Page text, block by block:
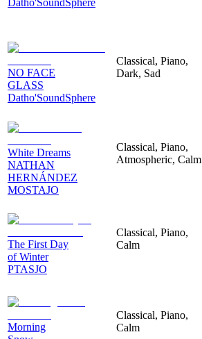
NO FACE
GLASS
Datho'SoundSphere
Classical, Piano,
Dark, Sad
White Dreams
NATHAN
HERNÁNDEZ
MOSTAJO
Classical, Piano,
Atmospheric, Calm
The First Day
of Winter
PTASJO
Classical, Piano,
Calm
Morning
Classical, Piano,
Calm